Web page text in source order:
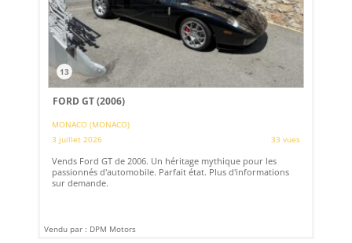
13
FORD GT (2006)
MONACO (MONACO)
3 juillet 2026
33 vues
Vends Ford GT de 2006. Un héritage mythique pour les
passionnés d'automobile. Parfait état. Plus d'informations
sur demande.
Vendu par : DPM Motors